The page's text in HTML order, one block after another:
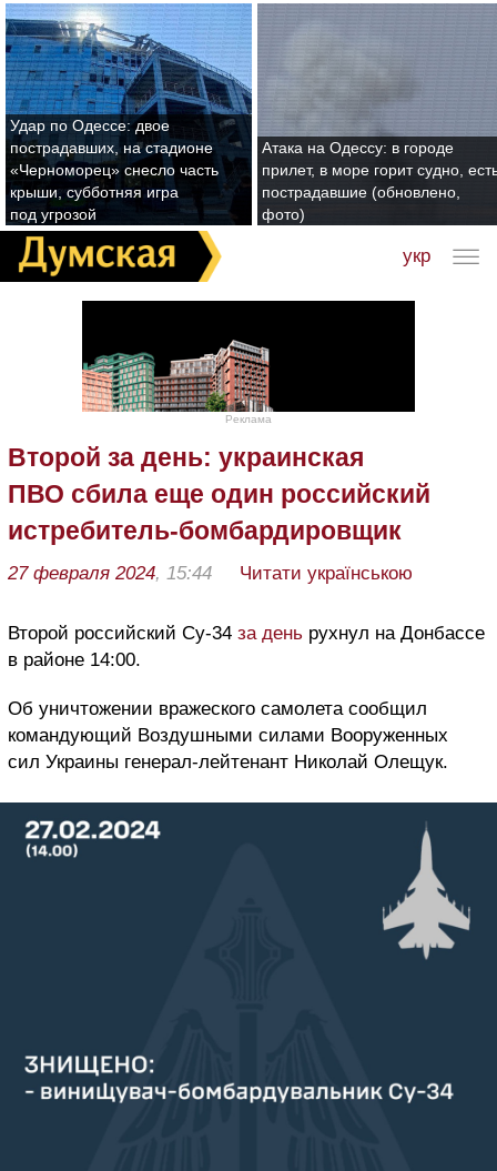
Удар по Одессе: двое
пострадавших, на стадионе
«Черноморец» снесло часть
крыши, субботняя игра
под угрозой
Атака на Одессу: в городе
прилет, в море горит судно,
пострадавшие (обновлено,
фото)
укр
Реклама
Второй за день: украинская
ПВО сбила еще один российский
истребитель-бомбардировщик
27 февраля 2024, 15:44 Читати українською
Второй российский Су-34 за день рухнул на Донбассе
в районе 14:00.
Об уничтожении вражеского самолета сообщил
командующий Воздушными силами Вооруженных
сил Украины генерал-лейтенант Николай Олещук.